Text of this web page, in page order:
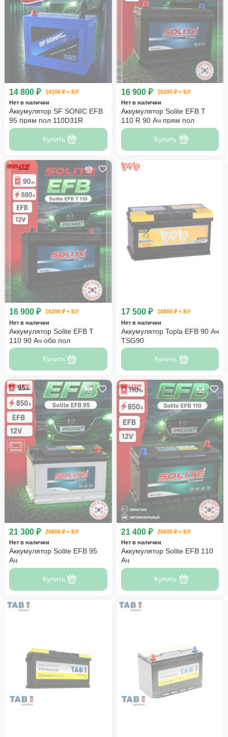
14 800 ₽
14100 ₽ + БУ
Нет в наличии
Аккумулятор SF SONIC EFB
95 прям пол 110D31R
Купить
16 900 ₽
16200 ₽ + БУ
Нет в наличии
Аккумулятор Solite EFB T
110 R 90 Ач прям пол
Купить
16 900 ₽
16200 ₽ + БУ
Нет в наличии
Аккумулятор Solite EFB T
110 90 Ач обр пол
Купить
17 500 ₽
16800 ₽ + БУ
Нет в наличии
Аккумулятор Topla EFB 90 Ач
TSG90
Купить
21 300 ₽
20600 ₽ + БУ
Нет в наличии
Аккумулятор Solite EFB 95
Ач
Купить
21 400 ₽
20600 ₽ + БУ
Нет в наличии
Аккумулятор Solite EFB 110
Ач
Купить